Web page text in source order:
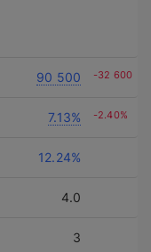
90 500 -32 600
7.13% -2.40%
12.24%
4.0
3